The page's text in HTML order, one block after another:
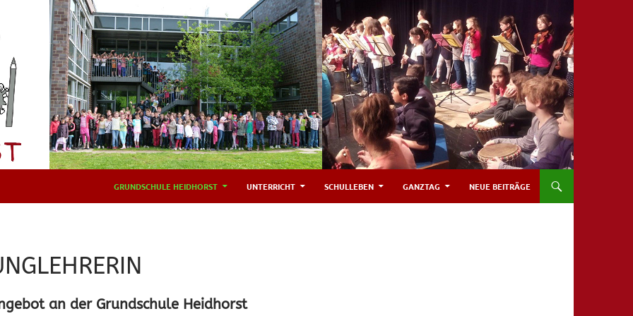
GRUNDSCHULE HEIDHORST UNTERRICHT SCHULLEBEN GANZTAG NEUE BEITRÄGE
an der Grundschule Heidhorst